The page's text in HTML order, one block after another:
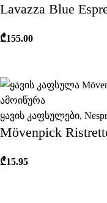
Lavazza Blue
₾155.00
ამოიწურა
ყავის კაფსულები,
Mövenpick
₾15.95